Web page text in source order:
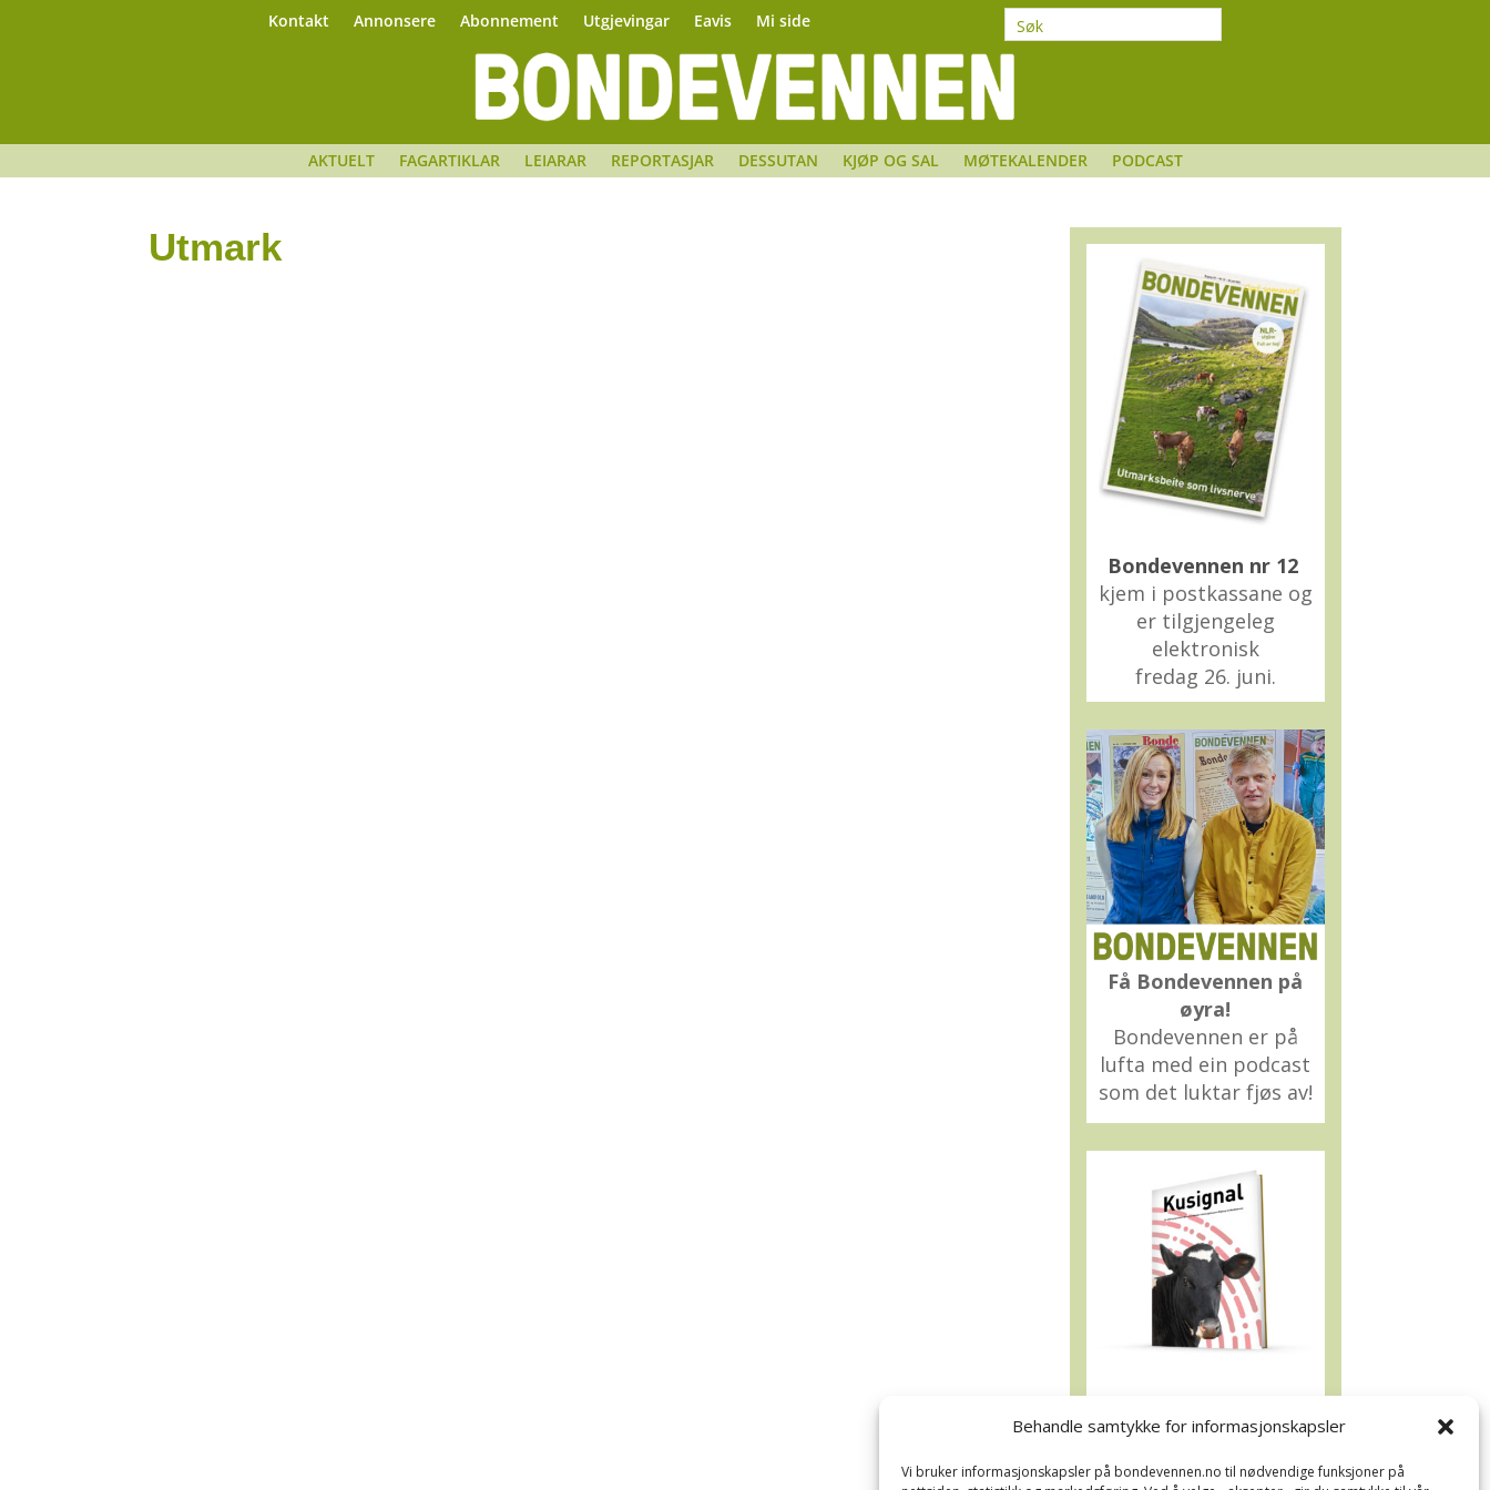
Behandle samtykke for informasjonskapsler
Vi bruker informasjonskapsler på bondevennen.no til nødvendige funksjoner på
Kontakt Annonsere Abonnement Utgjevingar Eavis Mi side
AKTUELT FAGARTIKLAR LEIARAR REPORTASJAR DESSUTAN KJØP OG SAL MØTEKALENDER PODCAST
Utmark
Bondevennen nr 12
kjem i postkassane og
er tilgjengeleg
elektronisk
fredag 26. juni.
Få Bondevennen på
øyra!
Bondevennen er på
lufta med ein podcast
som det luktar fjøs av!
Bondevennen har
samla den populære